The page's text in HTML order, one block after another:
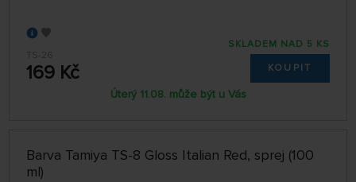
TS-26
169 Kč
SKLADEM NAD 5 KS
KOUPIT
Úterý 11.08. může být u Vás
Barva Tamiya TS-8 Gloss Italian Red, sprej (100
ml)